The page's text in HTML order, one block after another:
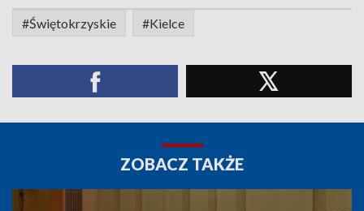
#Świętokrzyskie #Kielce
ZOBACZ TAKŻE